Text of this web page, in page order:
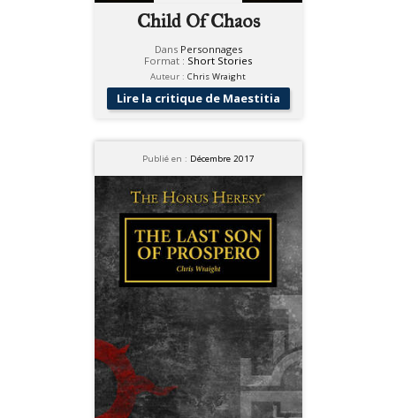
Child Of Chaos
Dans Personnages
Format : Short Stories
Auteur : Chris Wraight
Lire la critique de Maestitia
Publié en : Décembre 2017